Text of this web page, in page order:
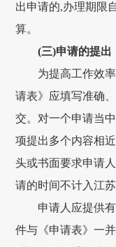
出申请的,办理期限
算。
(三)申请的提出
为提高工作效
请表》应填写准确
交。对一个申请当
项提出多个内容相
头或书面要求申请
请的时间不计入江
申请人应提供
件与《申请表》一